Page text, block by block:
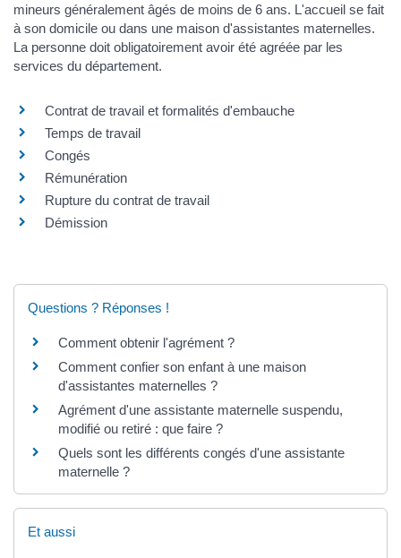
mineurs généralement âgés de moins de 6 ans. L'accueil se fait
à son domicile ou dans une maison d'assistantes maternelles.
La personne doit obligatoirement avoir été agréée par les
services du département.
Contrat de travail et formalités d'embauche
Temps de travail
Congés
Rémunération
Rupture du contrat de travail
Démission
Questions ? Réponses !
Comment obtenir l'agrément ?
Comment confier son enfant à une maison
d'assistantes maternelles ?
Agrément d'une assistante maternelle suspendu,
modifié ou retiré : que faire ?
Quels sont les différents congés d'une assistante
maternelle ?
Et aussi